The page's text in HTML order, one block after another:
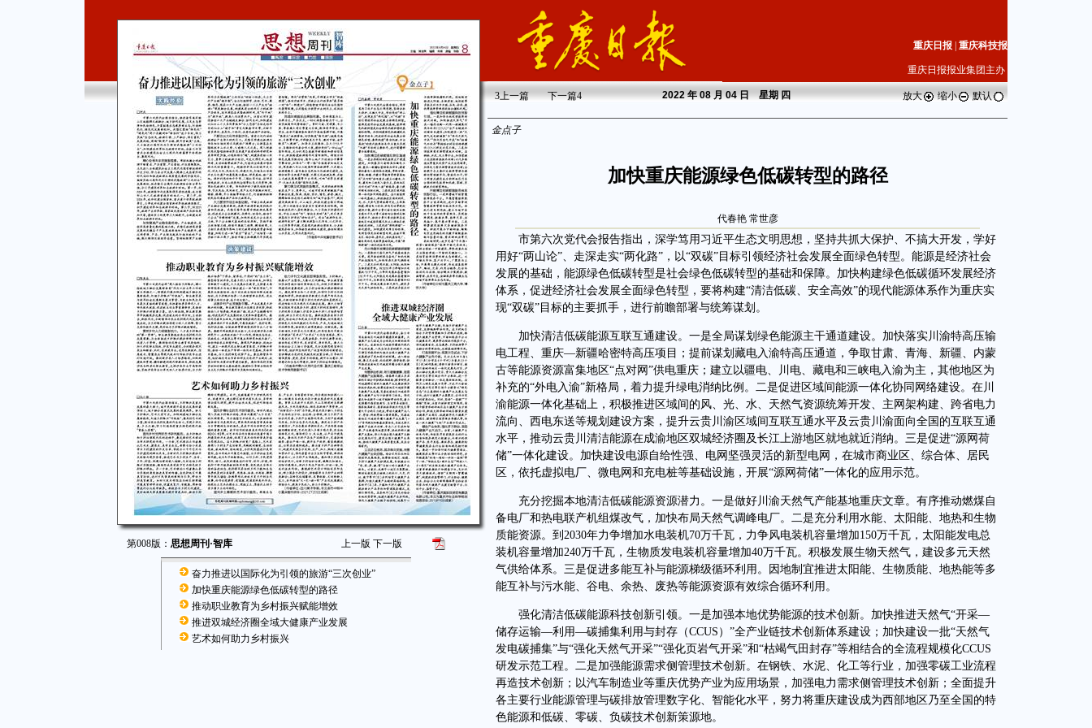
第008版： 思想周刊·智库 上一版 下一版
奋力推进以国际化为引领的旅游“三次创业”
加快重庆能源绿色低碳转型的路径
推动职业教育为乡村振兴赋能增效
推进双城经济圈全域大健康产业发展
艺术如何助力乡村振兴
重庆日报 重庆科技报
重庆日报报业集团主办
3上一篇 下一篇4 2022年 08 月 04 日 星期四 放大 缩小 默认
金点子
加快重庆能源绿色低碳转型的路径
代春艳 常世彦
市第六次党代会报告指出，深学笃用习近平生态文明思想，坚持共抓大保护、不搞大开发，学好
用好“两山论”、走深走实“两化路”，以“双碳”目标引领经济社会发展全面绿色转型。能源是经济社会
发展的基础，能源绿色低碳转型是社会绿色低碳转型的基础和保障。加快构建绿色低碳循环发展经济
体系，促进经济社会发展全面绿色转型，要将构建“清洁低碳、安全高效”的现代能源体系作为重庆实
现“双碳”目标的主要抓手，进行前瞻部署与统筹谋划。
加快清洁低碳能源互联互通建设。一是全局谋划绿色能源主干通道建设。加快落实川渝特高压输
电工程、重庆—新疆哈密特高压项目；提前谋划藏电入渝特高压通道，争取甘肃、青海、新疆、内蒙
古等能源资源富集地区“点对网”供电重庆；建立以疆电、川电、藏电和三峡电入渝为主，其他地区为
补充的“外电入渝”新格局，着力提升绿电消纳比例。二是促进区域间能源一体化协同网络建设。在川
渝能源一体化基础上，积极推进区域间的风、光、水、天然气资源统筹开发、主网架构建、跨省电力
流向、西电东送等规划建设方案，提升云贵川渝区域间互联互通水平及云贵川渝面向全国的互联互通
水平，推动云贵川清洁能源在成渝地区双城经济圈及长江上游地区就地就近消纳。三是促进“源网荷
储”一体化建设。加快建设电源自给性强、电网坚强灵活的新型电网，在城市商业区、综合体、居民
区，依托虚拟电厂、微电网和充电桩等基础设施，开展“源网荷储”一体化的应用示范。
充分挖掘本地清洁低碳能源资源潜力。一是做好川渝天然气产能基地重庆文章。有序推动燃煤自
备电厂和热电联产机组煤改气，加快布局天然气调峰电厂。二是充分利用水能、太阳能、地热和生物
质能资源。到2030年力争增加水电装机70万千瓦，力争风电装机容量增加150万千瓦，太阳能发电总
装机容量增加240万千瓦，生物质发电装机容量增加40万千瓦。积极发展生物天然气，建设多元天然
气供给体系。三是促进多能互补与能源梯级循环利用。因地制宜推进太阳能、生物质能、地热能等多
能互补与污水能、谷电、余热、废热等能源资源有效综合循环利用。
强化清洁低碳能源科技创新引领。一是加强本地优势能源的技术创新。加快推进天然气“开采—
储存运输—利用—碳捕集利用与封存（CCUS）”全产业链技术创新体系建设；加快建设一批“天然气
发电碳捕集”与“强化天然气开采”“强化页岩气开采”和“枯竭气田封存”等相结合的全流程规模化CCUS
研发示范工程。二是加强能源需求侧管理技术创新。在钢铁、水泥、化工等行业，加强零碳工业流程
再造技术创新；以汽车制造业等重庆优势产业为应用场景，加强电力需求侧管理技术创新；全面提升
各主要行业能源管理与碳排放管理数字化、智能化水平，努力将重庆建设成为西部地区乃至全国的特
色能源和低碳、零碳、负碳技术创新策源地。